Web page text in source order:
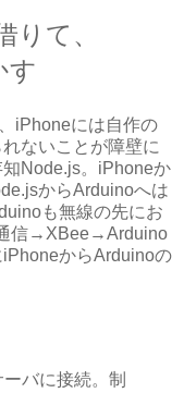
りて、
す
iPhoneには自作の
ないことが障壁に
Node.js。iPhoneか
からArduinoへは
も無線の先にお
信→XBee→Arduino
からArduinoの
バに接続。制